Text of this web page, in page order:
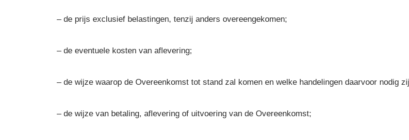
– de prijs exclusief belastingen, tenzij anders overeengekomen;
– de eventuele kosten van aflevering;
– de wijze waarop de Overeenkomst tot stand zal komen en welke handelingen daarvoor nodig
– de wijze van betaling, aflevering of uitvoering van de Overeenkomst;